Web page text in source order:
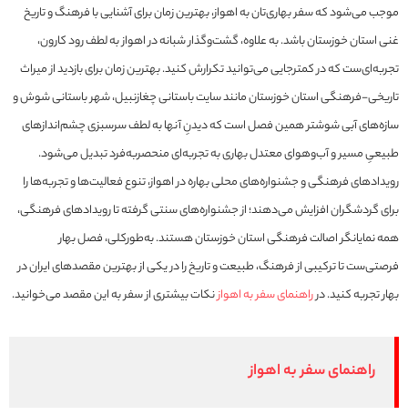
موجب می‌شود که سفر بهاری‌تان به اهواز، بهترین زمان برای آشنایی با فرهنگ و تاریخ
غنی استان خوزستان باشد. به علاوه، گشت‌وگذار شبانه در اهواز به لطف رود کارون،
تجربه‌ای‌ست که در کمترجایی می‌توانید تکرارش کنید. بهترین زمان برای بازدید از میراث
تاریخی-فرهنگی استان خوزستان مانند سایت باستانی چغازنبیل، شهر باستانی شوش و
سازه‌های آبی شوشتر همین فصل است که دیدنِ آنها به لطف سرسبزی چشم‌اندازهای
طبیعیِ مسیر و آب‌وهوای معتدل بهاری به تجربه‌ای منحصربه‌فرد تبدیل می‌شود.
رویدادهای فرهنگی و جشنواره‌های محلی بهاره در اهواز، تنوع فعالیت‌ها و تجربه‌ها را
برای گردشگران افزایش می‌دهند؛ از جشنواره‌های سنتی گرفته تا رویدادهای فرهنگی،
همه نمایانگر اصالت فرهنگی استان خوزستان هستند. به‌طورکلی، فصل بهار
فرصتی‌ست تا ترکیبی از فرهنگ، طبیعت و تاریخ را در یکی از بهترین مقصدهای ایران در
بهار تجربه کنید. درراهنمای سفر به اهوازنکات بیشتری از سفر به این مقصد می‌خوانید.
راهنمای سفر به اهواز